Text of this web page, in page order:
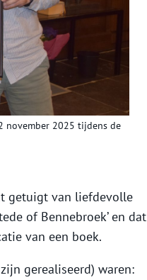
november 2025 tijdens de
getuigt van liefdevolle
of Bennebroek’ en dat
van een boek.
gerealiseerd) waren: